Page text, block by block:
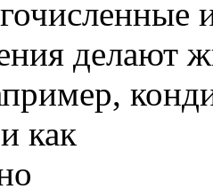
делают